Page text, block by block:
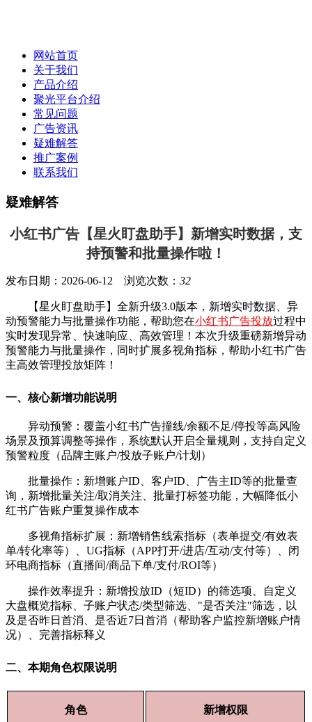
网站首页
关于我们
产品介绍
聚光平台介绍
常见问题
广告资讯
疑难解答
推广案例
联系我们
疑难解答
小红书广告【星火盯盘助手】新增实时数据，支
持预警和批量操作啦！
发布日期：2026-06-12 浏览次数： 32
【星火盯盘助手】全新升级3.0版本，新增实时数据、异
动预警能力与批量操作功能，帮助您在小红书广告投放过程中
实时发现异常、快速响应、高效管理！本次升级重磅新增异动
预警能力与批量操作，同时扩展多视角指标，帮助小红书广告
主高效管理投放矩阵！
一、核心新增功能说明
异动预警：覆盖小红书广告撞线/余额不足/停投等高风险
场景及预算调整等操作，系统默认开启全量规则，支持自定义
预警粒度（品牌主账户/投放子账户/计划）
批量操作：新增账户ID、客户ID、广告主ID等的批量查
询，新增批量关注/取消关注、批量打标签功能，大幅降低小
红书广告账户重复操作成本
多视角指标扩展：新增销售线索指标（表单提交/有效表
单/转化率等）、UG指标（APP打开/进店/互动/支付等）、闭
环电商指标（直播间/商品下单/支付/ROI等）
操作效率提升：新增投放ID（短ID）的筛选项、自定义
大盘概览指标、子账户状态/类型筛选、"是否关注"筛选，以
及是否昨日首消、是否近7日首消（帮助客户监控新增账户情
况）、完善指标释义
二、本期角色权限说明
角色 新增权限